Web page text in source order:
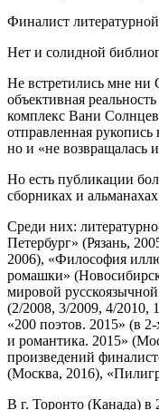
Финалист
Нет и солидной
Не встретились мне ни
объективная
комплекс Вани
отправленная рукопись
но и «не возвращалась
Но есть публикации
сборниках и
Среди них:
Петербург» (Рязань,
2006), «Философия
ромашки»
мировой
(2/2008, 3/2009, 4/2010,
«200 поэтов. 2015» (в
и романтика. 2015»
произведений
(Москва, 2016),
В г. Торонто (Канада) в